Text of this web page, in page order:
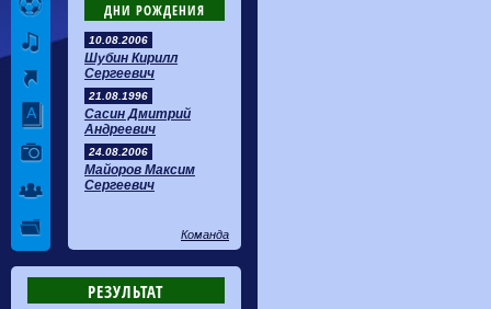
ДНИ РОЖДЕНИЯ
10.08.2006
Шубин Кирилл
Сергеевич
21.08.1996
Сасин Дмитрий
Андреевич
24.08.2006
Майоров Максим
Сергеевич
Команда
РЕЗУЛЬТАТ